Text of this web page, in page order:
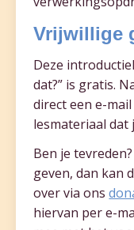
Vrijwillige
Deze
dat?” is gratis.
direct een e-
lesmateriaal dat
Ben je
geven, dan kan
over via ons
hiervan per e-